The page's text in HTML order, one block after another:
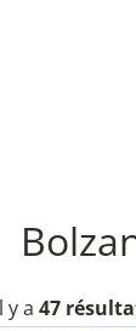
y a 47